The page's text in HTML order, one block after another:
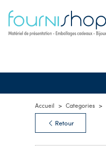
Accueil Categories
Retour